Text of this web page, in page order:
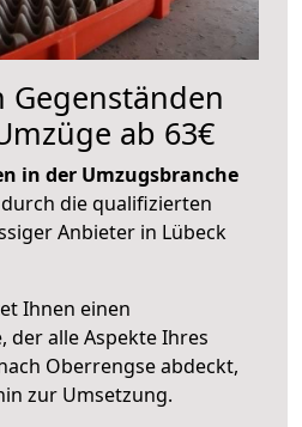
Gegenständen
ab 63€
in der Umzugsbranche
die qualifizierten
Anbieter in Lübeck
Ihnen einen
der alle Aspekte Ihres
Oberrengse abdeckt,
zur Umsetzung.